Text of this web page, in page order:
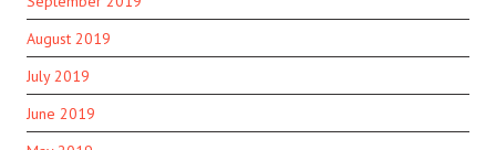
August 2019
July 2019
June 2019